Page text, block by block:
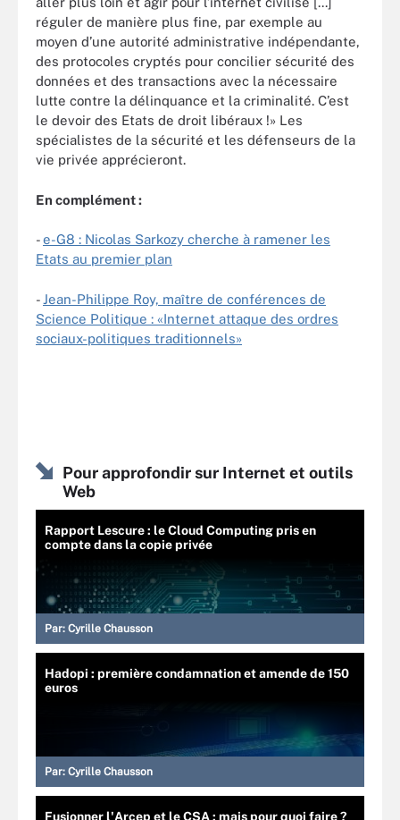
réguler de manière plus fine, par exemple au
moyen d’une autorité administrative indépendante,
des protocoles cryptés pour concilier sécurité des
données et des transactions avec la nécessaire
lutte contre la délinquance et la criminalité. C’est
le devoir des Etats de droit libéraux !» Les
spécialistes de la sécurité et les défenseurs de la
vie privée apprécieront.
En complément :
-e-G8 : Nicolas Sarkozy cherche à ramener les
Etats au premier plan
-Jean-Philippe Roy, maître de conférences de
Science Politique : «Internet attaque des ordres
sociaux-politiques traditionnels»
Pour approfondir sur Internet et outils
Web
Rapport Lescure : le Cloud Computing pris en
compte dans la copie privée
Par: Cyrille Chausson
Hadopi : première condamnation et amende de 150
euros
Par: Cyrille Chausson
Fusionner l'Arcep et le CSA : mais pour quoi faire ?